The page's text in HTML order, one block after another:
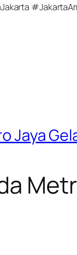
Jaya